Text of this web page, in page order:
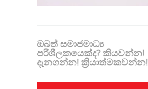
ඔබත් සමාජමාධ්‍ය
පරිශීලකයෙක්ද? කියවන්න!
දැනගන්න! ක්‍රියාත්මකවන්න!